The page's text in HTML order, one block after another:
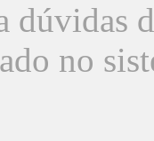
dúvidas
no